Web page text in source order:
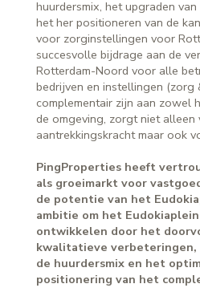
huurdersmix, het upgraden
het her positioneren van de
voor zorginstellingen voor
succesvolle bijdrage aan de
Rotterdam-Noord voor alle
bedrijven en instellingen (zorg
complementair zijn aan zowel
de omgeving, zorgt niet alleen
aantrekkingskracht maar ook
PingProperties heeft
als groeimarkt voor
de potentie van het
ambitie om het
ontwikkelen door het
kwalitatieve
de huurdersmix en het
positionering van het